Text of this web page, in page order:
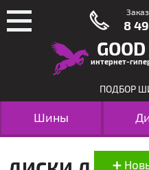
интернет-
ПОДБОР
Шины
8